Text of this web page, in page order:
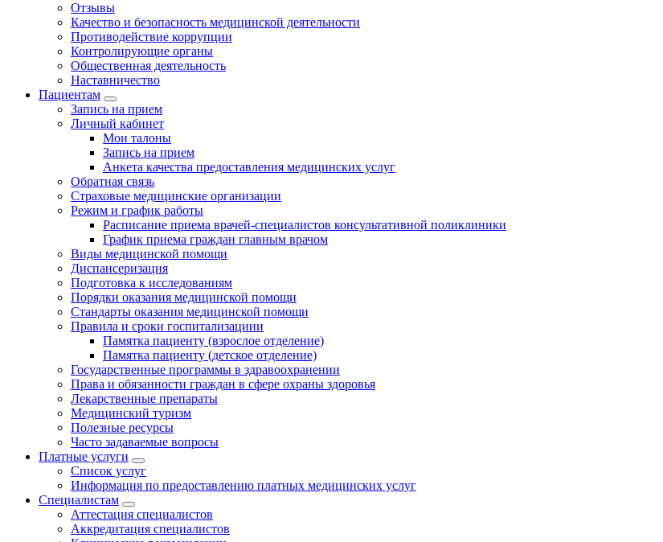
Отзывы
Качество и безопасность медицинской деятельности
Противодействие коррупции
Контролирующие органы
Общественная деятельность
Наставничество
Пациентам
Запись на прием
Личный кабинет
Мои талоны
Запись на прием
Анкета качества предоставления медицинских услуг
Обратная связь
Страховые медицинские организации
Режим и график работы
Расписание приема врачей-специалистов консультативной поликлиники
График приема граждан главным врачом
Виды медицинской помощи
Диспансеризация
Подготовка к исследованиям
Порядки оказания медицинской помощи
Стандарты оказания медицинской помощи
Правила и сроки госпитализациии
Памятка пациенту (взрослое отделение)
Памятка пациенту (детское отделение)
Государственные программы в здравоохранении
Права и обязанности граждан в сфере охраны здоровья
Лекарственные препараты
Медицинский туризм
Полезные ресурсы
Часто задаваемые вопросы
Платные услуги
Список услуг
Информация по предоставлению платных медицинских услуг
Специалистам
Аттестация специалистов
Аккредитация специалистов